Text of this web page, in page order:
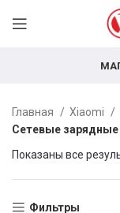
Главная Xiaomi
Сетевые зарядные
Показаны все
Фильтры